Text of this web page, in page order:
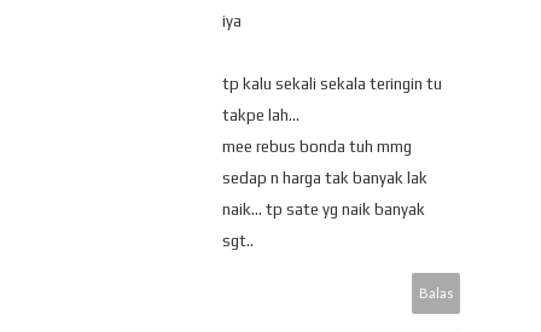
iya
tp kalu sekali sekala teringin tu
takpe lah...
mee rebus bonda tuh mmg
sedap n harga tak banyak lak
naik... tp sate yg naik banyak
sgt..
Balas